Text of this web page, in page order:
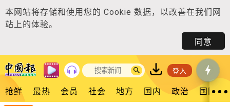
本网站将存储和使用您的 Cookie 数据，以改善在我们网
站上的体验。
同意
登入
抢鲜 最热 会员 社会 地方 国内 政治 国际